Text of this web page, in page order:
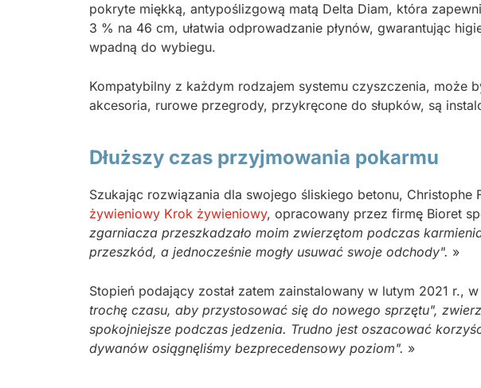
pokryte miękką, antypoślizgową matą Delta Diam, która
3 % na 46 cm, ułatwia odprowadzanie płynów, gwarantując
wpadną do wybiegu.
Kompatybilny z każdym rodzajem systemu czyszczenia,
akcesoria, rurowe przegrody, przykręcone do słupków, są
Dłuższy czas przyjmowania pokarmu
Szukając rozwiązania dla swojego śliskiego betonu, Christophe
żywieniowy Krok żywieniowy, opracowany przez firmę Bioret
zgarniacza przeszkadzało moim zwierzętom podczas
przeszkód, a jednocześnie mogły usuwać swoje odchody". »
Stopień podający został zatem zainstalowany w lutym 2021 r.,
trochę czasu, aby przystosować się do nowego sprzętu",
spokojniejsze podczas jedzenia. Trudno jest oszacować
dywanów osiągnęliśmy bezprecedensowy poziom". »